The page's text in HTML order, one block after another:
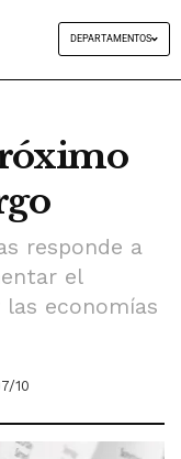
DEPARTAMENTOS
responde a
el
economías
10